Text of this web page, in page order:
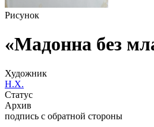
Рисунок
«Мадонна без
Художник
Н.Х.
Статус
Архив
подпись с обратной стороны